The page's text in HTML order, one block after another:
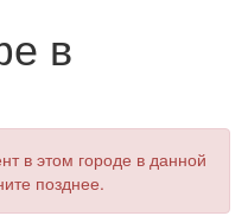
в
в этом городе в данной
позднее.